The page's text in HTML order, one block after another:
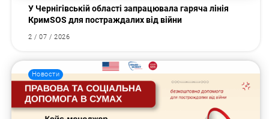
У Чернігівській області запрацювала гаряча лінія
КримSOS для постраждалих від війни
2 / 07 / 2026
Новости